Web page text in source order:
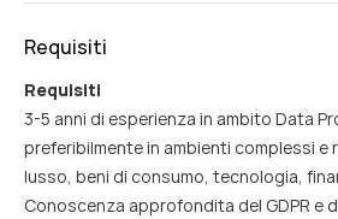
Requisiti
Requisiti
3-5 anni di esperienza in ambito Data
preferibilmente in ambienti complessi e
lusso, beni di consumo, tecnologia,
Conoscenza approfondita del GDPR e